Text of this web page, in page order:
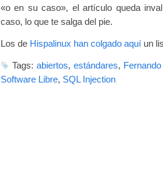
«o en su caso», el artículo queda
caso, lo que te salga del pie.
Los de Hispalinux han colgado aquí un
Tags: abiertos, estándares,
Software Libre, SQL Injection